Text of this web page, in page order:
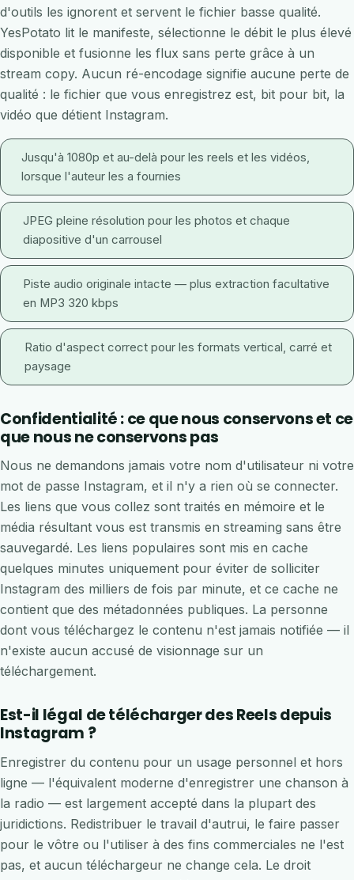
d'outils les ignorent et servent le fichier basse qualité.
YesPotato lit le manifeste, sélectionne le débit le plus élevé
disponible et fusionne les flux sans perte grâce à un
stream copy. Aucun ré-encodage signifie aucune perte de
qualité : le fichier que vous enregistrez est, bit pour bit, la
vidéo que détient Instagram.
Jusqu'à 1080p et au-delà pour les reels et les vidéos,
lorsque l'auteur les a fournies
JPEG pleine résolution pour les photos et chaque
diapositive d'un carrousel
Piste audio originale intacte — plus extraction facultative
en MP3 320 kbps
Ratio d'aspect correct pour les formats vertical, carré et
paysage
Confidentialité : ce que nous conservons et ce
que nous ne conservons pas
Nous ne demandons jamais votre nom d'utilisateur ni votre
mot de passe Instagram, et il n'y a rien où se connecter.
Les liens que vous collez sont traités en mémoire et le
média résultant vous est transmis en streaming sans être
sauvegardé. Les liens populaires sont mis en cache
quelques minutes uniquement pour éviter de solliciter
Instagram des milliers de fois par minute, et ce cache ne
contient que des métadonnées publiques. La personne
dont vous téléchargez le contenu n'est jamais notifiée — il
n'existe aucun accusé de visionnage sur un
téléchargement.
Est-il légal de télécharger des Reels depuis
Instagram ?
Enregistrer du contenu pour un usage personnel et hors
ligne — l'équivalent moderne d'enregistrer une chanson à
la radio — est largement accepté dans la plupart des
juridictions. Redistribuer le travail d'autrui, le faire passer
pour le vôtre ou l'utiliser à des fins commerciales ne l'est
pas, et aucun téléchargeur ne change cela. Le droit